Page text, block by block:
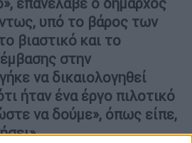
υπό το βάρος των
βιαστικό και το
στην
να δικαιολογηθεί
ήταν ένα έργο πιλοτικό
να δούμε», όπως είπε,